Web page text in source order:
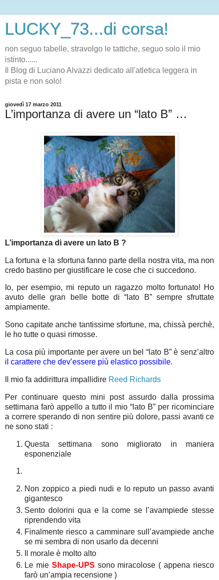
LUCKY_73...di corsa!
non seguo tabelle, stravolgo le tattiche, seguo solo il mio
istinto......
Il Blog di Luciano Alvazzi dedicato all'atletica leggera in
pista e non solo!
giovedì 17 marzo 2011
L’importanza di avere un “lato B” …
L’importanza di avere un lato B ?
La fortuna e la sfortuna fanno parte della nostra vita, ma non
credo bastino per giustificare le cose che ci succedono.
Io, per esempio, mi reputo un ragazzo molto fortunato! Ho
avuto delle gran belle botte di “lato B” sempre sfruttate
ampiamente.
Sono capitate anche tantissime sfortune, ma, chissà perchè,
le ho tutte o quasi rimosse.
La cosa più importante per avere un bel “lato B” è senz’altro
il carattere che dev’essere più elastico possibile.
Il mio fa addirittura impallidire Reed Richards
Per continuare questo mini post assurdo dalla prossima
settimana farò appello a tutto il mio “lato B” per ricominciare
a correre sperando di non sentire più dolore, passi avanti ce
ne sono stati :
Questa settimana sono migliorato in maniera
esponenziale
Non zoppico a piedi nudi e lo reputo un passo avanti
gigantesco
Sento dolorini qua e la come se l’avampiede stesse
riprendendo vita
Finalmente riesco a camminare sull’avampiede anche
se mi sembra di non usarlo da decenni
Il morale è molto alto
Le mie Shape-UPS sono miracolose ( appena riesco
farò un’ampia recensione )